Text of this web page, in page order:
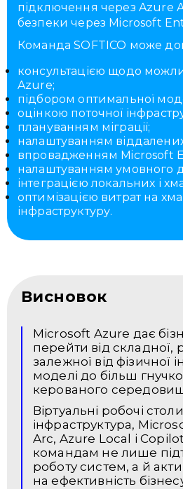
підключення через Azure
безпеки через Microsoft
Команда SOFTICO може
консультацією щодо
Azure;
підбором оптимальної
оцінкою поточної
плануванням міграції;
налаштуванням
впровадженням Microsoft
налаштуванням умовного
інтеграцією локальних і
оптимізацією витрат на
інфраструктуру.
Висновок
Microsoft Azure дає
перейти від складної,
залежної від фізичної
моделі до більш
керованого
Віртуальні робочі
інфраструктура,
Arc, Azure Local і
командам не лише
роботу систем, а й
на ефективність